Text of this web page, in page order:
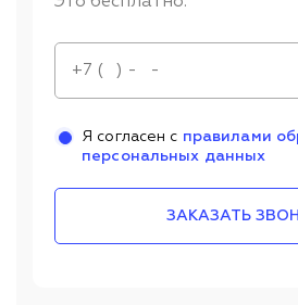
Я согласен с правилами
персональных данных
ЗАКАЗАТЬ